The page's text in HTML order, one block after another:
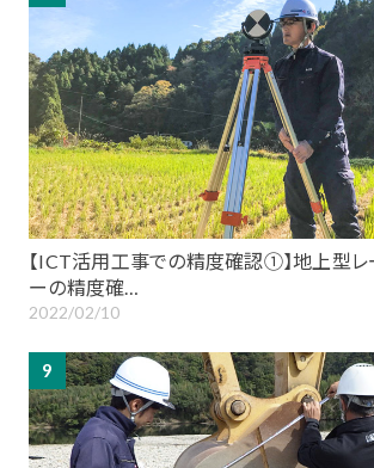
【ICT活用工事での精度確認①】地上型レ
ーの精度確…
2022/02/10
9